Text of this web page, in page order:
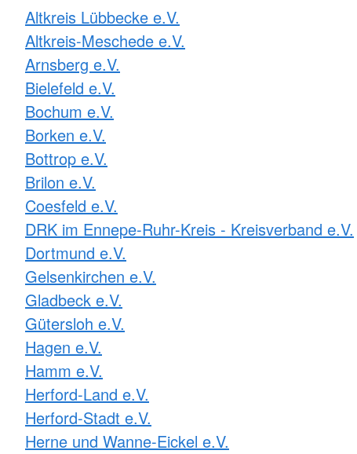
Altkreis Lübbecke e.V.
Altkreis-Meschede e.V.
Arnsberg e.V.
Bielefeld e.V.
Bochum e.V.
Borken e.V.
Bottrop e.V.
Brilon e.V.
Coesfeld e.V.
DRK im Ennepe-Ruhr-Kreis - Kreisverband e.V.
Dortmund e.V.
Gelsenkirchen e.V.
Gladbeck e.V.
Gütersloh e.V.
Hagen e.V.
Hamm e.V.
Herford-Land e.V.
Herford-Stadt e.V.
Herne und Wanne-Eickel e.V.